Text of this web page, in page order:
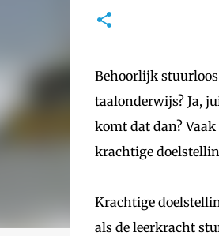
Behoorlijk
taalonderwijs? Ja,
komt dat dan?
krachtige
Krachtige
als de leerkracht